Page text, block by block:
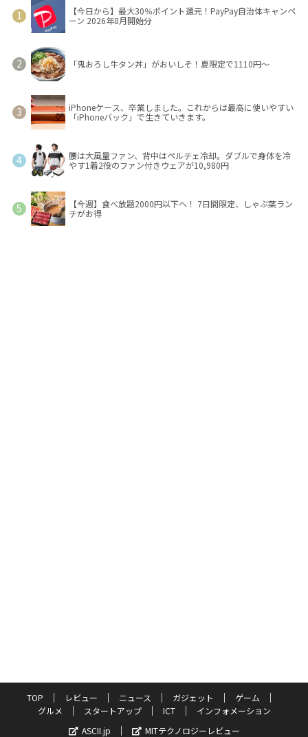
【今日から】最大30％ポイント還元！PayPay自治体キャンペ
ーン 2026年8月開始分
「鬼おろし牛タン丼」がおいしそ！夏限定で1110円～
iPhoneケース、卒業しました。これからは最高に使いやすい
「iPhoneバック」で生きていきます。
腰は大風量ファン、背中はペルチェ冷却。ダブルで身体を冷
やす1着2役のファン付きウェアが10,980円
【今週】食べ放題2000円以下へ！ 7日間限定、しゃぶ葉ラン
チがお得
TOP レビュー ニュース ガジェット
ゲーム
グルメ
スタートアップ ICT
インフォメーション
ASCII.jp
MITテクノロジーレビュー